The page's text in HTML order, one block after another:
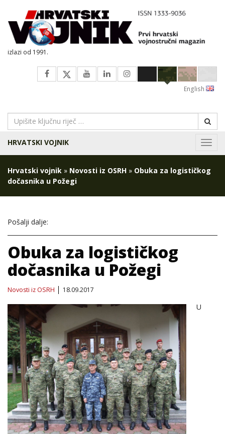
izlazi od 1991.
English
HRVATSKI VOJNIK
Hrvatski vojnik » Novosti iz OSRH » Obuka za logističkog
dočasnika u Požegi
Pošalji dalje:
Obuka za logističkog
dočasnika u Požegi
Novosti iz OSRH 18.09.2017
U